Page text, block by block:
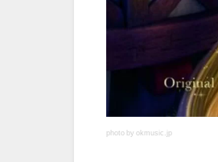
photo by okmusic.jp